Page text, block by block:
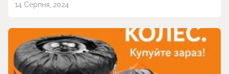
14 Серпня, 2024